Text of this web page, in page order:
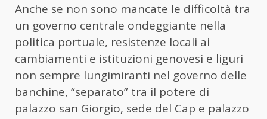
Anche se non sono mancate le difficoltà tra
un governo centrale ondeggiante nella
politica portuale, resistenze locali ai
cambiamenti e istituzioni genovesi e liguri
non sempre lungimiranti nel governo delle
banchine, “separato” tra il potere di
palazzo san Giorgio, sede del Cap e palazzo